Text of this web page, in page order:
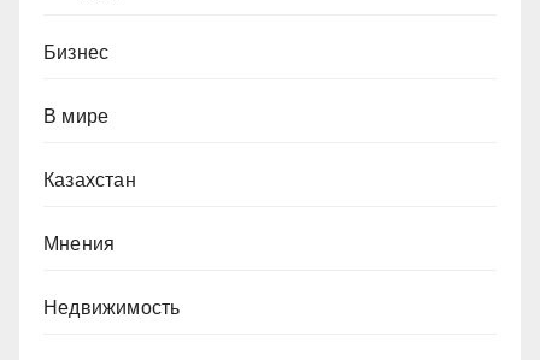
Бизнес
В мире
Казахстан
Мнения
Недвижимость